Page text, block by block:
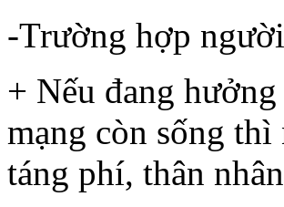
-Trường hợp
+ Nếu đang
mạng còn sống
táng phí, thân